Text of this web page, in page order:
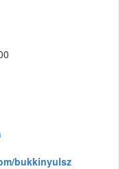
bukkinyulsz